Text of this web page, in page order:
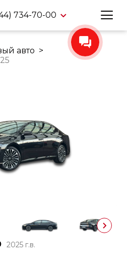
734-70-00
авто
2025 г.в.